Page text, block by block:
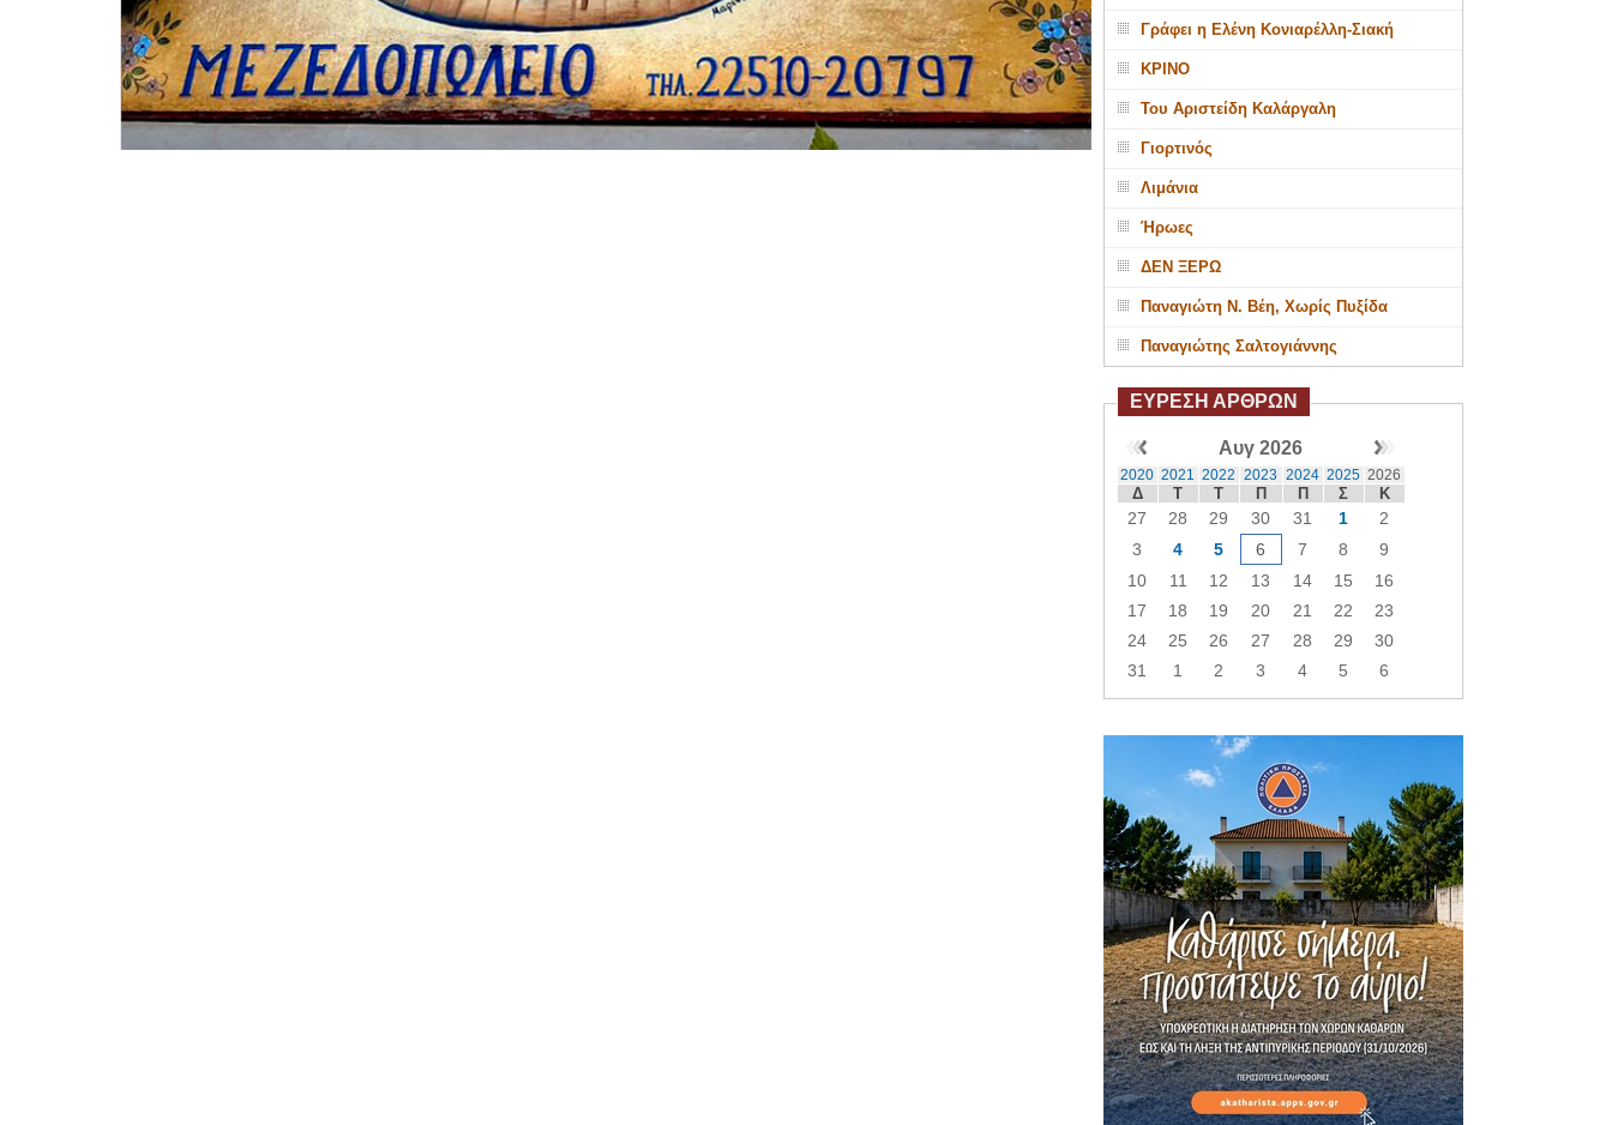
Γράφει η Ελένη Κονιαρέλλη-Σιακή
ΚΡΙΝΟ
Του Αριστείδη Καλάργαλη
Γιορτινός
Λιμάνια
Ήρωες
ΔΕΝ ΞΕΡΩ
Παναγιώτη Ν. Βέη, Χωρίς Πυξίδα
Παναγιώτης Σαλτογιάννης
ΕΥΡΕΣΗ ΑΡΘΡΩΝ
Αυγ 2026
2020 2021 2022 2023 2024 2025 2026
Δ Τ Τ Π Π Σ Κ
27 28 29 30 31 1
2
3
4 5 6 7 8
9
10
11 12 13 14 15
16
17
18 19 20 21 22
23
24
25 26 27 28 29
30
31
1 2 3 4 5 6